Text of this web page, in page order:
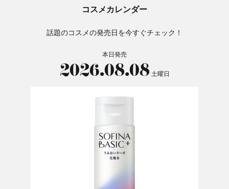
コスメカレンダー
話題のコスメの発売日を今すぐチェック！
本日発売
2026.08.08土曜日